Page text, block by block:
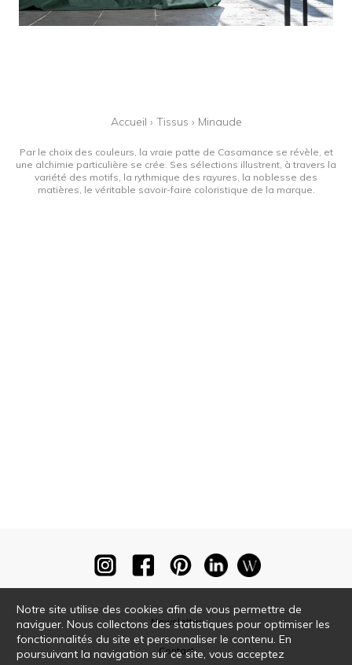
Accueil › Tissus › Minaude
Par le choix des couleurs, la vraie patte de Casamance se révèle, et
une alchimie particulière se crée. Ses sélections illustrent, à travers la
variété des motifs, la rythmique des rayures, la noblesse des
matières, le véritable savoir-faire coloristique de la marque.
Newsletter
Contact
Notre site utilise des cookies afin de vous permettre de
naviguer. Nous collectons des statistiques pour optimiser les
fonctionnalités du site et personnaliser le contenu. En
poursuivant la navigation sur ce site, vous acceptez